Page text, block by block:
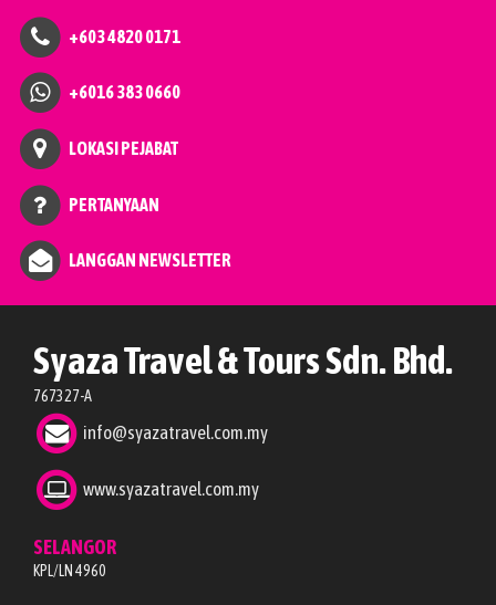
+603 4820 0171
+6016 383 0660
LOKASI PEJABAT
PERTANYAAN
LANGGAN NEWSLETTER
Syaza Travel & Tours Sdn. Bhd.
767327-A
info@syazatravel.com.my
www.syazatravel.com.my
SELANGOR
KPL/LN 4960